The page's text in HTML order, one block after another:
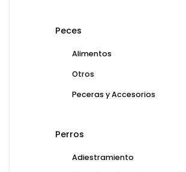
Peces
Alimentos
Otros
Peceras y Accesorios
Perros
Adiestramiento